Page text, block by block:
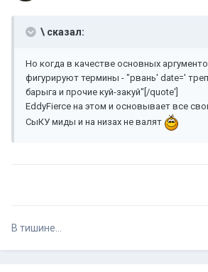
\ сказал:
Но когда в качестве основных
фигурируют термины - "рвань' date='
барыга и прочие куй-закуй"[/quote']
EddyFierce на этом и основывает все
СыКУ миды и на низах не валят
В тишине...